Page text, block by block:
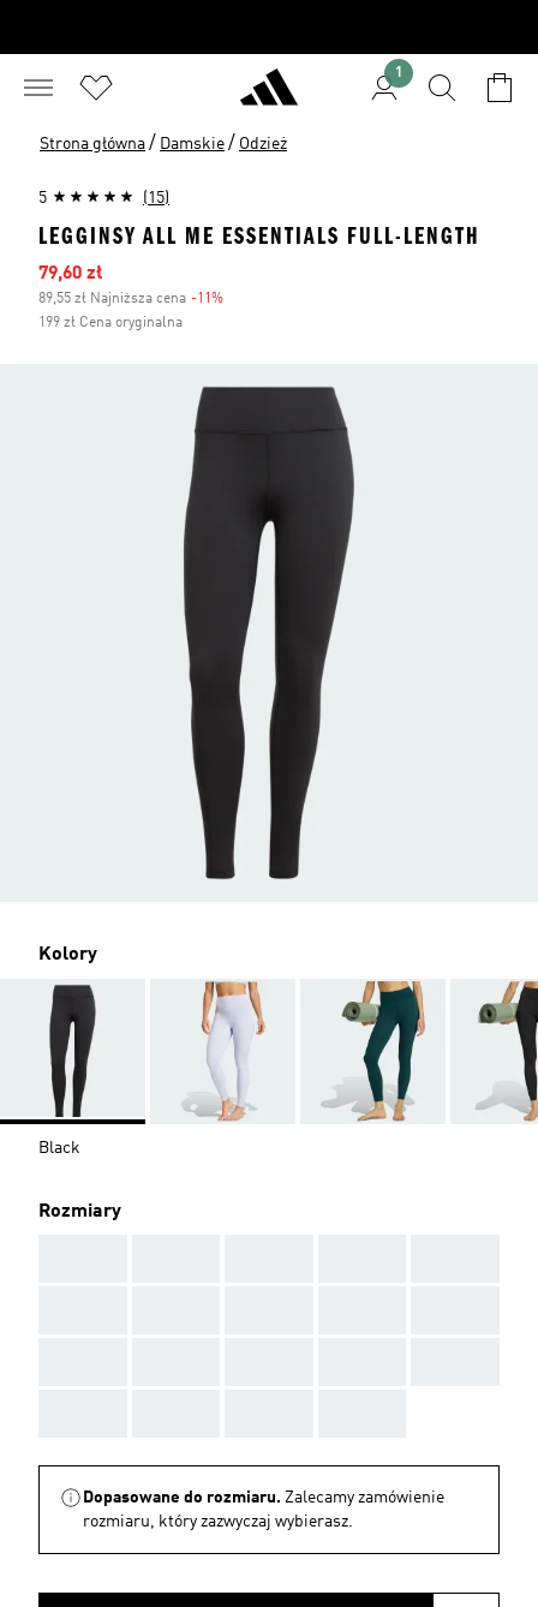
1
Strona główna / Damskie / Odzież
5 (15)
LEGGINSY ALL ME ESSENTIALS FULL-LENGTH
Ceny na wyprzedaży
79,60 zł
89,55 zł Najniższa cena -11%
199 zł Cena oryginalna
Kolory
Black
Rozmiary
Dopasowane do rozmiaru. Zalecamy zamówienie
rozmiaru, który zazwyczaj wybierasz.